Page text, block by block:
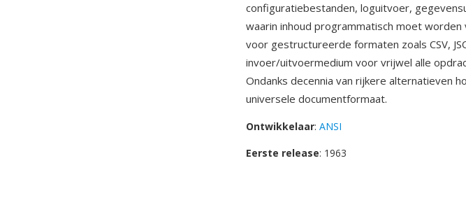
configuratiebestanden, loguitvoer,
waarin inhoud programmatisch moet
voor gestructureerde formaten zoals CSV,
invoer/uitvoermedium voor vrijwel alle
Ondanks decennia van rijkere alternatieven
universele documentformaat.
Ontwikkelaar: ANSI
Eerste release: 1963